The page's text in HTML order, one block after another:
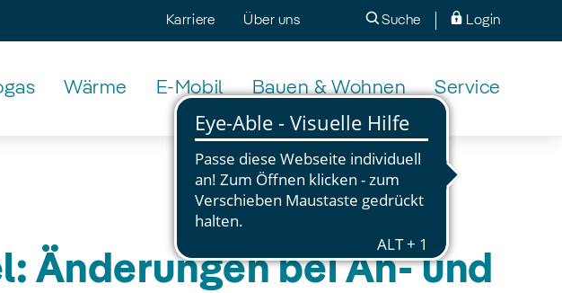
Karriere Über uns Suche Login
Wärme E-Mobil Bauen & Wohnen Service
Änderungen bei An- und